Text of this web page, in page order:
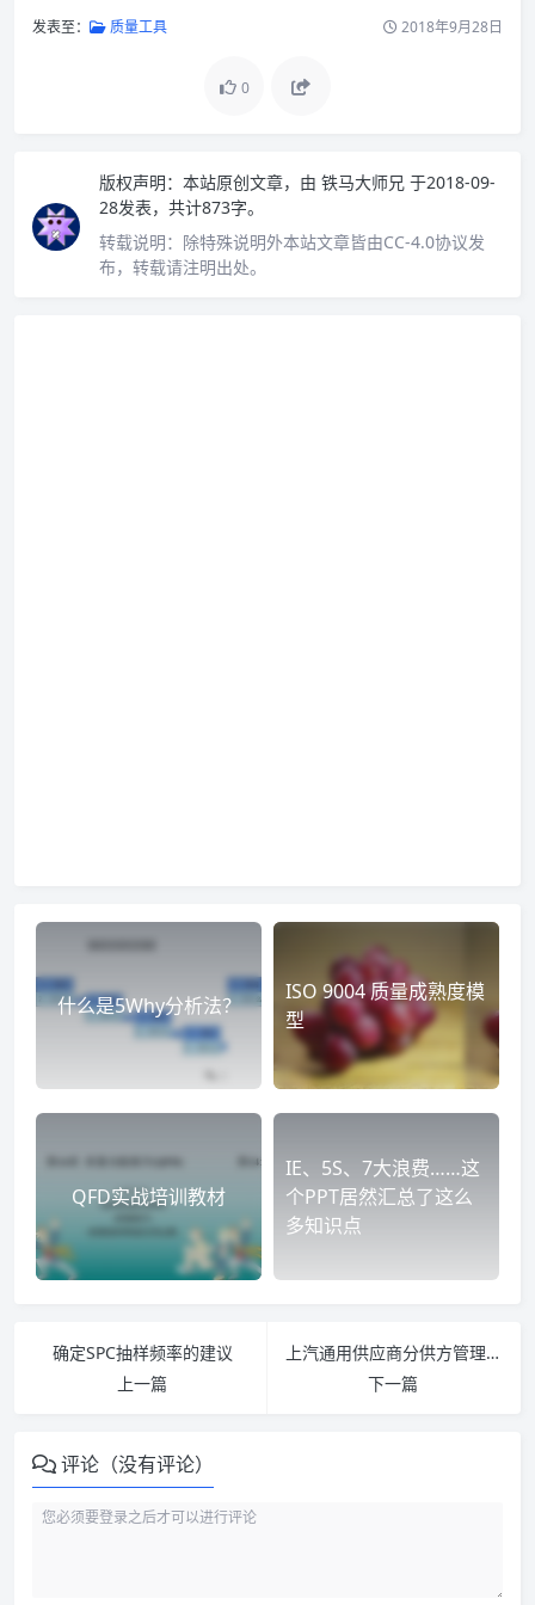
发表至： 质量工具 2018年9月28日
0
版权声明： 本站原创文章，由 铁马大师兄 于2018-09-
28发表，共计873字。
转载说明： 除特殊说明外本站文章皆由CC-4.0协议发
布，转载请注明出处。
什么是5Why分析法？
ISO 9004 质量成熟度模
型
QFD实战培训教材
IE、5S、7大浪费……这
个PPT居然汇总了这么
多知识点
确定SPC抽样频率的建议
上一篇
上汽通用供应商分供方管理（PPT详解）
下一篇
评论（没有评论）